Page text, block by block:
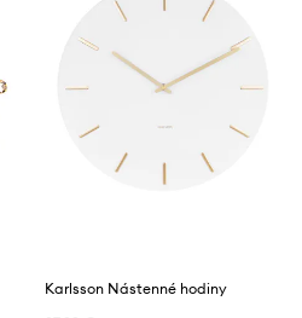
Karlsson Nástenné hodiny